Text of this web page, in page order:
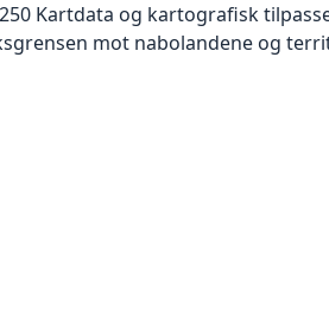
Kartdata og kartografisk
mot nabolandene og